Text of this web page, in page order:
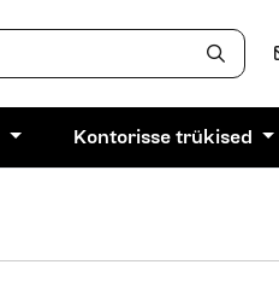
Kontorisse trükised